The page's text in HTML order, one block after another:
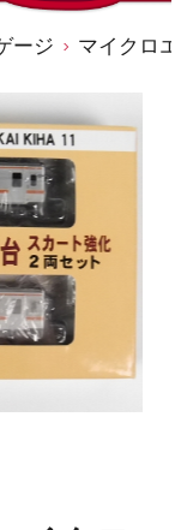
ージ マイクロ